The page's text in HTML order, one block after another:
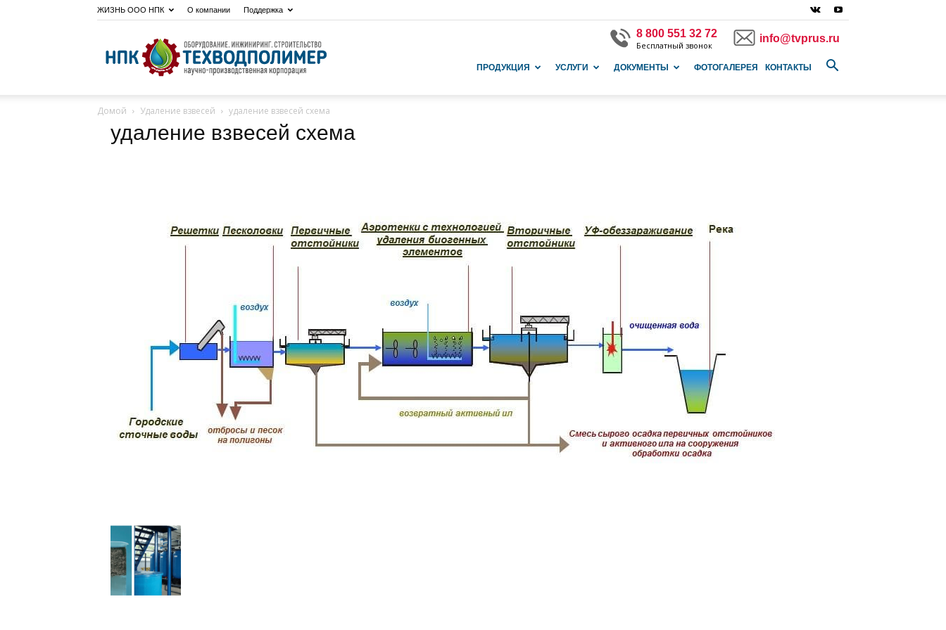
ЖИЗНЬ ООО НПК О компании Поддержка
8 800 551 32 72
Бесплатный звонок
info@tvprus.ru
и
России
ПРОДУКЦИЯ УСЛУГИ ДОКУМЕНТЫ ФОТОГАЛЕРЕЯ КОНТАКТЫ
Домой Удаление взвесей удаление взвесей схема
удаление взвесей схема